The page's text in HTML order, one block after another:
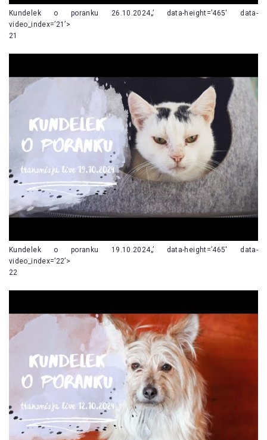
Kundelek o poranku 26.10.2024„’ data-height=’465′ data-
video_index=’21’>
21
Kundelek o poranku 19.10.2024„’ data-height=’465′ data-
video_index=’22’>
22